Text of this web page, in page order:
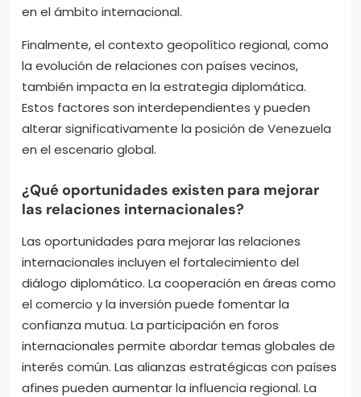
en el ámbito internacional.
Finalmente, el contexto geopolítico regional, como
la evolución de relaciones con países vecinos,
también impacta en la estrategia diplomática.
Estos factores son interdependientes y pueden
alterar significativamente la posición de Venezuela
en el escenario global.
¿Qué oportunidades existen para mejorar
las relaciones internacionales?
Las oportunidades para mejorar las relaciones
internacionales incluyen el fortalecimiento del
diálogo diplomático. La cooperación en áreas como
el comercio y la inversión puede fomentar la
confianza mutua. La participación en foros
internacionales permite abordar temas globales de
interés común. Las alianzas estratégicas con países
afines pueden aumentar la influencia regional. La